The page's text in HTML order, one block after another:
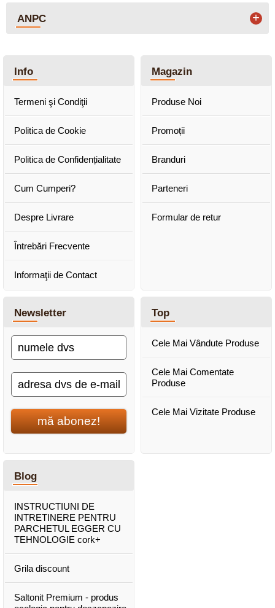
ANPC +
Info
Termeni şi Condiţii
Politica de Cookie
Politica de Confidențialitate
Cum Cumperi?
Despre Livrare
Întrebări Frecvente
Informaţii de Contact
Magazin
Produse Noi
Promoții
Branduri
Parteneri
Formular de retur
Newsletter
mă abonez!
Top
Cele Mai Vândute Produse
Cele Mai Comentate
Produse
Cele Mai Vizitate Produse
Blog
INSTRUCTIUNI DE
INTRETINERE PENTRU
PARCHETUL EGGER CU
TEHNOLOGIE cork+
Grila discount
Saltonit Premium - produs